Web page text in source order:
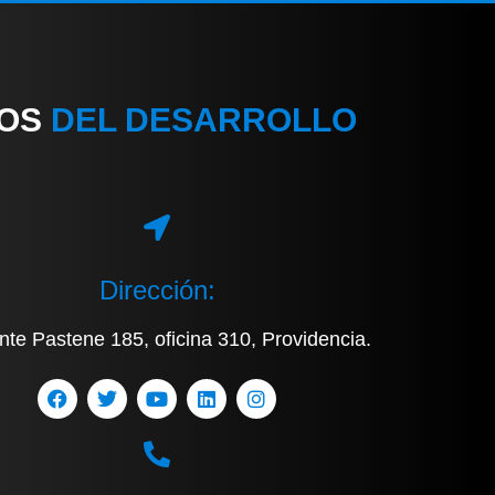
DEL DESARROLLO
Dirección:
Pastene 185, oficina 310, Providencia.